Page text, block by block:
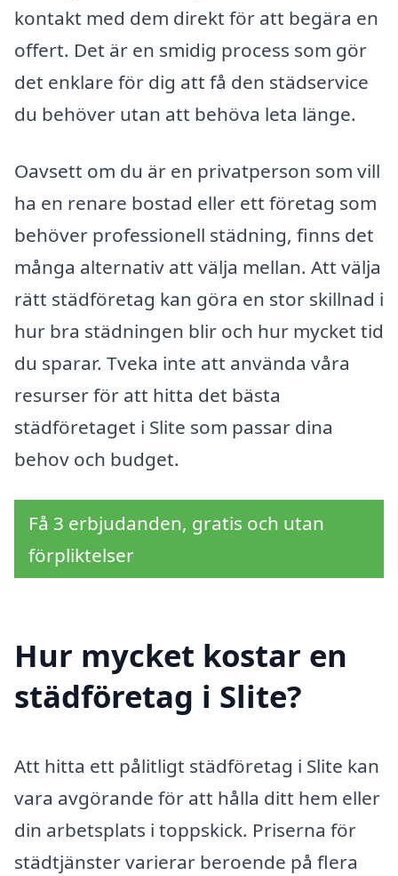
kontakt med dem direkt för att begära en
offert. Det är en smidig process som gör
det enklare för dig att få den städservice
du behöver utan att behöva leta länge.
Oavsett om du är en privatperson som vill
ha en renare bostad eller ett företag som
behöver professionell städning, finns det
många alternativ att välja mellan. Att välja
rätt städföretag kan göra en stor skillnad i
hur bra städningen blir och hur mycket tid
du sparar. Tveka inte att använda våra
resurser för att hitta det bästa
städföretaget i Slite som passar dina
behov och budget.
Få 3 erbjudanden, gratis och utan
förpliktelser
Hur mycket kostar en
städföretag i Slite?
Att hitta ett pålitligt städföretag i Slite kan
vara avgörande för att hålla ditt hem eller
din arbetsplats i toppskick. Priserna för
städtjänster varierar beroende på flera